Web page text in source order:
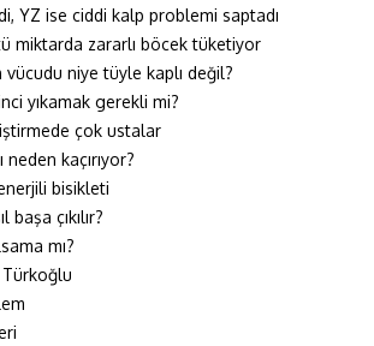
YZ ise ciddi kalp problemi saptadı
miktarda zararlı böcek tüketiyor
vücudu niye tüyle kaplı değil?
yıkamak gerekli mi?
çok ustalar
neden kaçırıyor?
bisikleti
başa çıkılır?
mı?